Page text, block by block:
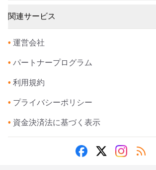
関連サービス
• 運営会社
• パートナープログラム
• 利用規約
• プライバシーポリシー
• 資金決済法に基づく表示